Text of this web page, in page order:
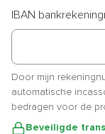
IBAN
Door mijn
automatische
bedragen voor de
Beveiligde